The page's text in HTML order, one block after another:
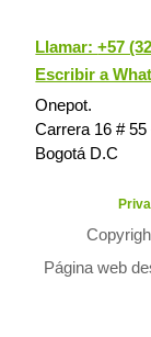
Llamar:+57
Escribir a
Onepot.
Carrera 16 # 55
Bogotá D.C
Página web